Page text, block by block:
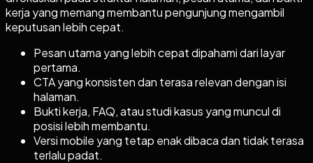
kerja yang memang membantu pengunjung mengambil
keputusan lebih cepat.
Pesan utama yang lebih cepat dipahami dari layar
pertama.
CTA yang konsisten dan terasa relevan dengan isi
halaman.
Bukti kerja, FAQ, atau studi kasus yang muncul di
posisi lebih membantu.
Versi mobile yang tetap enak dibaca dan tidak terasa
terlalu padat.